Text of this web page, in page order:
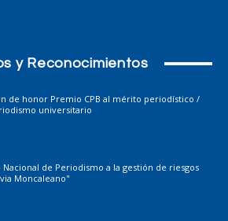
y Reconocimientos
de honor Premio CPB al mérito periodístico /
universitario
Nacional de Periodismo a la gestión de riesgos
Moncaleano"